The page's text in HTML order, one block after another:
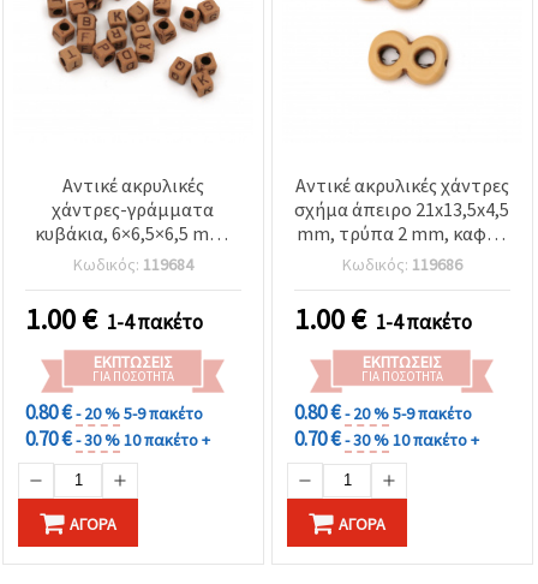
επισκεψιμότητα
προβάλλουμε
πιο σχετικό
τη βοήθεια
συνεργατών
μας για
αναλύσεις
Μπορείτε
συμφωνήσετε
χρησιμοποιήσετε
όλα τα
cookies
κάνοντας
κλικ στον
ιστότοπο!
καθορίστε
Αντικέ ακρυλικές
χάντρες-γράμματα
κυβάκια, 6×6,5×6,5 mm,
οπή 3 mm, 50 g (~210
τεμ.)
Κωδικός: 119684
1.00€ 1-4 πακέτο
ΕΚΠΤΏΣΕΙΣ
ΓΙΑ ΠΟΣΌΤΗΤΑ
0.80 €- 20 %5-9 πακέτο
0.70 €- 30 %10 πακέτο +
ΑΓΟΡΆ
Αντικέ ακρυλικές χάντρες
σχήμα άπειρο 21x13,5x4,5
mm, τρύπα 2 mm, καφέ –
50 γρ. (~55 τμχ)
Κωδικός: 119686
1.00€ 1-4 πακέτο
ΕΚΠΤΏΣΕΙΣ
ΓΙΑ ΠΟΣΌΤΗΤΑ
0.80 €- 20 %5-9 πακέτο
0.70 €- 30 %10 πακέτο +
ΑΓΟΡΆ